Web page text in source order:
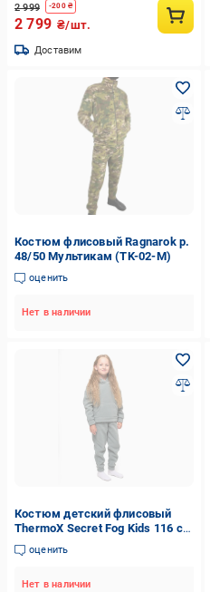
2 999 -200₴
2 799 ₴/шт.
Доставим
Костюм флисовый Ragnarok р.
48/50 Мультикам (TK-02-M)
оценить
Нет в наличии
Костюм детский флисовый
ThermoX Secret Fog Kids 116 см
Серый
оценить
Нет в наличии